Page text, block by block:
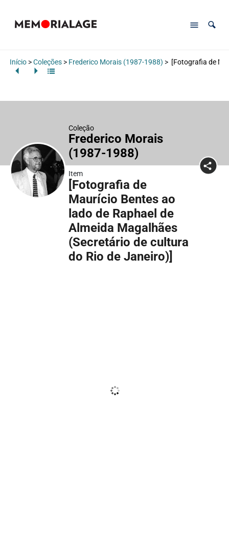
Início>Coleções> Frederico Morais (1987-1988) > [Fotografia de
Coleção
Frederico Morais
(1987-1988)
Item
[Fotografia de
Maurício Bentes ao
lado de Raphael de
Almeida Magalhães
(Secretário de cultura
do Rio de Janeiro)]